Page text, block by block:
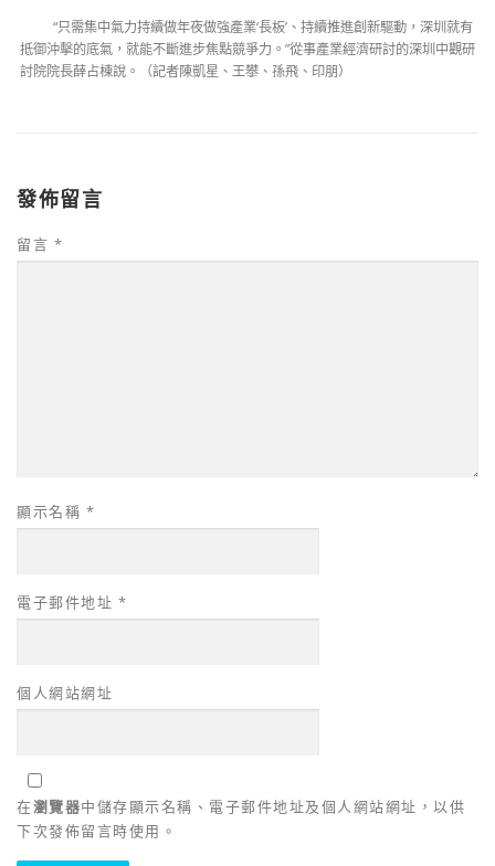
“只需集中氣力持續做年夜做強產業‘長板’、持續推進創新驅動，深圳就有
抵御沖擊的底氣，就能不斷進步焦點競爭力。”從事產業經濟研討的深圳中觀研
討院院長薛占棟說。（記者陳凱星、王攀、孫飛、印朋）
發佈留言
留言 *
顯示名稱 *
電子郵件地址 *
個人網站網址
在瀏覽器中儲存顯示名稱、電子郵件地址及個人網站網址，以供
下次發佈留言時使用。